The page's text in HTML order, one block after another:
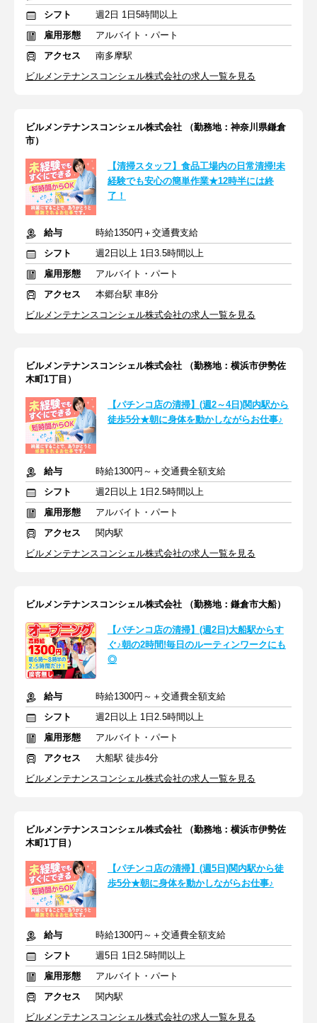
シフト
週2日 1日5時間以上
雇用形態
アルバイト・パート
アクセス
南多摩駅
ビルメンテナンスコンシェル株式会社の求人一覧を見る
ビルメンテナンスコンシェル株式会社 （勤務地：神奈川県鎌倉
市）
【清掃スタッフ】食品工場内の日常清掃!未
経験でも安心の簡単作業★12時半には終
了！
給与
時給1350円＋交通費支給
シフト
週2日以上 1日3.5時間以上
雇用形態
アルバイト・パート
アクセス
本郷台駅 車8分
ビルメンテナンスコンシェル株式会社の求人一覧を見る
ビルメンテナンスコンシェル株式会社 （勤務地：横浜市伊勢佐
木町1丁目）
【パチンコ店の清掃】(週2～4日)関内駅から
徒歩5分★朝に身体を動かしながらお仕事♪
給与
時給1300円～＋交通費全額支給
シフト
週2日以上 1日2.5時間以上
雇用形態
アルバイト・パート
アクセス
関内駅
ビルメンテナンスコンシェル株式会社の求人一覧を見る
ビルメンテナンスコンシェル株式会社 （勤務地：鎌倉市大船）
【パチンコ店の清掃】(週2日)大船駅からす
ぐ♪朝の2時間!毎日のルーティンワークにも
◎
給与
時給1300円～＋交通費全額支給
シフト
週2日以上 1日2.5時間以上
雇用形態
アルバイト・パート
アクセス
大船駅 徒歩4分
ビルメンテナンスコンシェル株式会社の求人一覧を見る
ビルメンテナンスコンシェル株式会社 （勤務地：横浜市伊勢佐
木町1丁目）
【パチンコ店の清掃】(週5日)関内駅から徒
歩5分★朝に身体を動かしながらお仕事♪
給与
時給1300円～＋交通費全額支給
シフト
週5日 1日2.5時間以上
雇用形態
アルバイト・パート
アクセス
関内駅
ビルメンテナンスコンシェル株式会社の求人一覧を見る